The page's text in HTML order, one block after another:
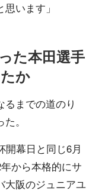
います」
た本田選手
か
までの道のり
。
開幕日と同じ6月
から本格的にサ
大阪のジュニアユ